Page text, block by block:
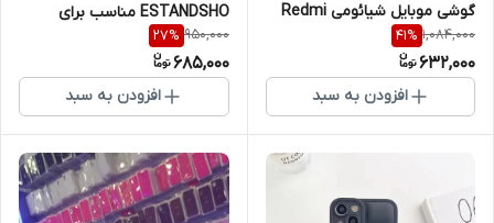
گوشی موبایل شیائومی Redmi
Note 14S
1,084,000
41%
632,000
افزودن به سبد
ESTANDSHO مناسب برای
A15
950,000
27%
685,000
افزودن به سبد